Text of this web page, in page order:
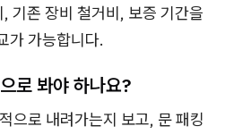
기존 장비 철거비, 보증 기간을
가 가능합니다.
로 봐야 하나요?
으로 내려가는지 보고, 문 패킹